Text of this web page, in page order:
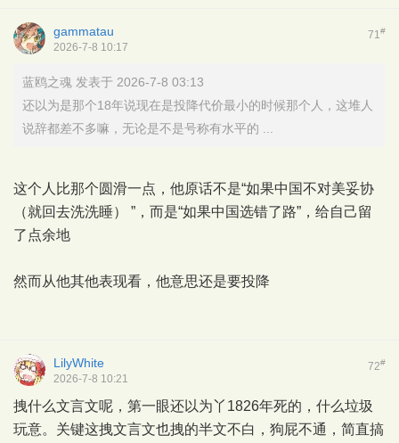
71#
gammatau
2026-7-8 10:17
蓝鸥之魂 发表于 2026-7-8 03:13
还以为是那个18年说现在是投降代价最小的时候那个人，这堆人
说辞都差不多嘛，无论是不是号称有水平的 ...
这个人比那个圆滑一点，他原话不是“如果中国不对美妥协
（就回去洗洗睡） ”，而是“如果中国选错了路”，给自己留
了点余地
然而从他其他表现看，他意思还是要投降
72#
LilyWhite
2026-7-8 10:21
拽什么文言文呢，第一眼还以为丫1826年死的，什么垃圾
玩意。关键这拽文言文也拽的半文不白，狗屁不通，简直搞